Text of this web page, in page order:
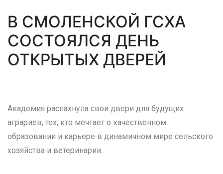
В СМОЛЕНСКОЙ ГСХА
СОСТОЯЛСЯ ДЕНЬ
ОТКРЫТЫХ ДВЕРЕЙ
Академия распахнула свои двери для будущих
аграриев, тех, кто мечтает о качественном
образовании и карьере в динамичном мире сельского
хозяйства и ветеринарии.